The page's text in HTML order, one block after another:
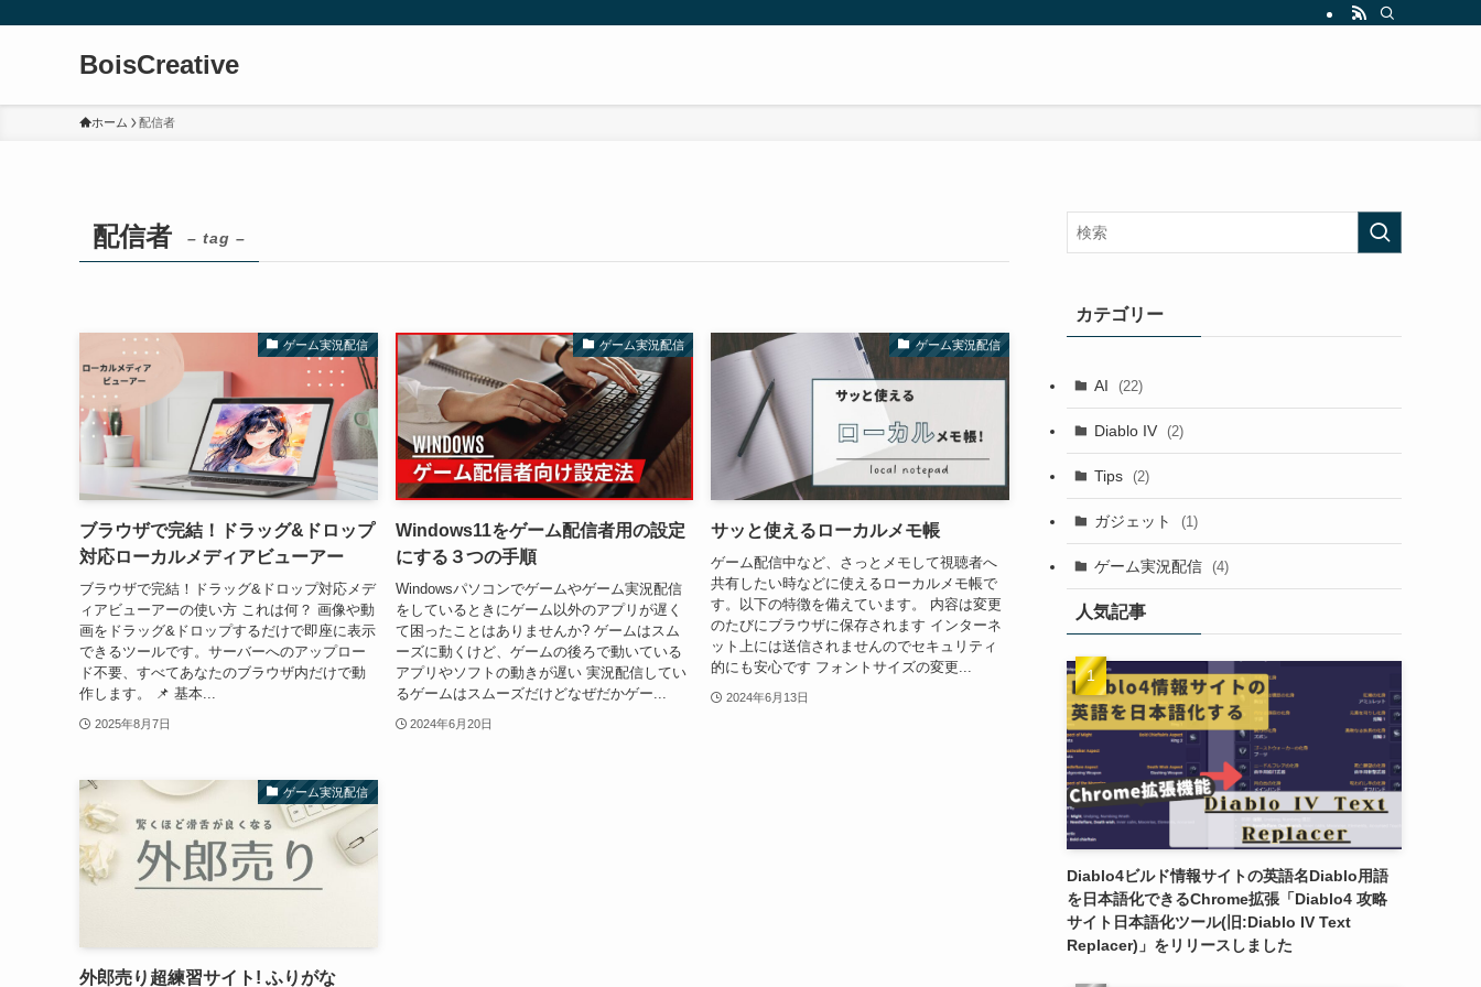
BoisCreative
ホーム 配信者
配信者 – tag –
ゲーム実況配信
ブラウザで完結！ドラッグ&ドロップ
対応ローカルメディアビューアー
ブラウザで完結！ドラッグ&ドロップ対応メデ
ィアビューアーの使い方 これは何？ 画像や動
画をドラッグ&ドロップするだけで即座に表示
できるツールです。サーバーへのアップロー
ド不要、すべてあなたのブラウザ内だけで動
作します。 📌 基本...
2025年8月7日
ゲーム実況配信
Windows11をゲーム配信者用の設定
にする３つの手順
Windowsパソコンでゲームやゲーム実況配信
をしているときにゲーム以外のアプリが遅く
て困ったことはありませんか? ゲームはスム
ーズに動くけど、ゲームの後ろで動いている
アプリやソフトの動きが遅い 実況配信してい
るゲームはスムーズだけどなぜだかゲー...
2024年6月20日
ゲーム実況配信
サッと使えるローカルメモ帳
ゲーム配信中など、さっとメモして視聴者へ
共有したい時などに使えるローカルメモ帳で
す。以下の特徴を備えています。 内容は変更
のたびにブラウザに保存されます インターネ
ット上には送信されませんのでセキュリティ
的にも安心です フォントサイズの変更...
2024年6月13日
ゲーム実況配信
外郎売り超練習サイト! ふりがな
カテゴリー
AI (22)
Diablo IV (2)
Tips (2)
ガジェット (1)
ゲーム実況配信 (4)
人気記事
Diablo4ビルド情報サイトの英語名Diablo用語
を日本語化できるChrome拡張「Diablo4 攻略
サイト日本語化ツール(旧:Diablo IV Text
Replacer)」をリリースしました